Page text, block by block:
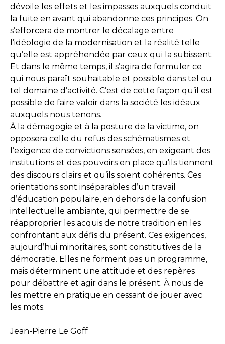
dévoile les effets et les impasses auxquels conduit
la fuite en avant qui abandonne ces principes. On
s’efforcera de montrer le décalage entre
l’idéologie de la modernisation et la réalité telle
qu’elle est appréhendée par ceux qui la subissent.
Et dans le même temps, il s’agira de formuler ce
qui nous paraît souhaitable et possible dans tel ou
tel domaine d’activité. C’est de cette façon qu’il est
possible de faire valoir dans la société les idéaux
auxquels nous tenons.
À la démagogie et à la posture de la victime, on
opposera celle du refus des schématismes et
l’exigence de convictions sensées, en exigeant des
institutions et des pouvoirs en place qu’ils tiennent
des discours clairs et qu’ils soient cohérents. Ces
orientations sont inséparables d’un travail
d’éducation populaire, en dehors de la confusion
intellectuelle ambiante, qui permettre de se
réapproprier les acquis de notre tradition en les
confrontant aux défis du présent. Ces exigences,
aujourd’hui minoritaires, sont constitutives de la
démocratie. Elles ne forment pas un programme,
mais déterminent une attitude et des repères
pour débattre et agir dans le présent. À nous de
les mettre en pratique en cessant de jouer avec
les mots.
Jean-Pierre Le Goff